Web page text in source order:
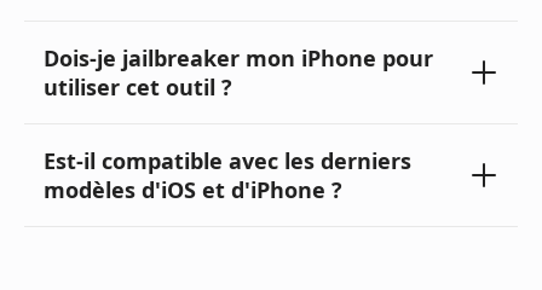
Dois-je jailbreaker mon iPhone pour
utiliser cet outil ?
Est-il compatible avec les derniers
modèles d'iOS et d'iPhone ?